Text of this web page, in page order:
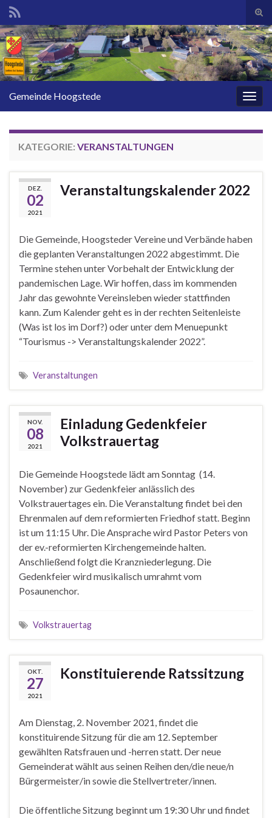
Search for:
Gemeinde Hoogstede
KATEGORIE: VERANSTALTUNGEN
DEZ.
02
2021
Veranstaltungskalender 2022
Die Gemeinde, Hoogsteder Vereine und Verbände haben
die geplanten Veranstaltungen 2022 abgestimmt. Die
Termine stehen unter Vorbehalt der Entwicklung der
pandemischen Lage. Wir hoffen, dass im kommenden
Jahr das gewohnte Vereinsleben wieder stattfinden
kann. Zum Kalender geht es in der rechten Seitenleiste
(Was ist los im Dorf?) oder unter dem Menuepunkt
“Tourismus -> Veranstaltungskalender 2022”.
Veranstaltungen
NOV.
08
2021
Einladung Gedenkfeier
Volkstrauertag
Die Gemeinde Hoogstede lädt am Sonntag (14.
November) zur Gedenkfeier anlässlich des
Volkstrauertages ein. Die Veranstaltung findet bei den
Ehrenmalen auf dem reformierten Friedhof statt. Beginn
ist um 11:15 Uhr. Die Ansprache wird Pastor Peters von
der ev.-reformierten Kirchengemeinde halten.
Anschließend folgt die Kranzniederlegung. Die
Gedenkfeier wird musikalisch umrahmt vom
Posaunenchor.
Volkstrauertag
OKT.
27
2021
Konstituierende Ratssitzung
Am Dienstag, 2. November 2021, findet die
konstituirende Sitzung für die am 12. September
gewählten Ratsfrauen und -herren statt. Der neue
Gemeinderat wählt aus seinen Reihen den/die neue/n
Bürgermeister/in sowie die Stellvertreter/innen.
Die öffentliche Sitzung beginnt um 19:30 Uhr und findet